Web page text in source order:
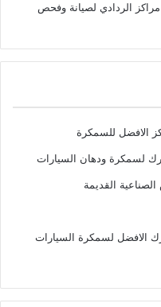
الردادي لصيانة وفحص
الافضل للسمكرة
لسمكرة ودهان السيارات
القديمة
الافضل لسمكرة السيارات